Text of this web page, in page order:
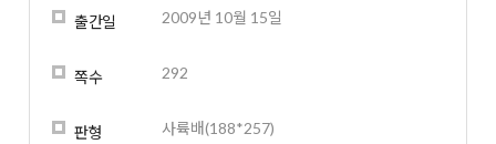
출간일 2009년 10월 15일
쪽수 292
판형 사륙배(188*257)